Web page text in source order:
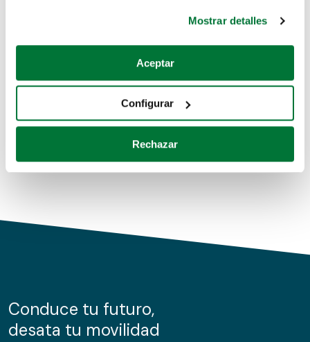
Si lo permite, también quisiéramos:
Recopilar información sobre su ubicación geográfica
Identificar su dispositivo analizándolo activamente
para buscar características específicas (huellas
Obtenga más información sobre cómo se procesan sus
de cookies.
información sobre el uso que haga del sitio web con
nuestros partners de redes sociales, publicidad y análisis
Mostrar detalles
Aceptar
Configurar
Rechazar
Coches de segunda mano
Coches de km0
Conduce tu futuro,
desata tu movilidad